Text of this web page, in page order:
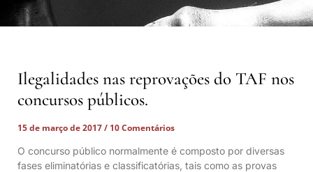
Ilegalidades nas reprovações do TAF nos
concursos públicos.
15 de março de 2017
10 Comentários
O concurso público normalmente é composto por diversas
fases eliminatórias e classificatórias, tais como as provas